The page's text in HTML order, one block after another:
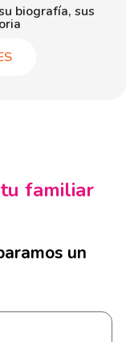
biografía, sus
familiar
un